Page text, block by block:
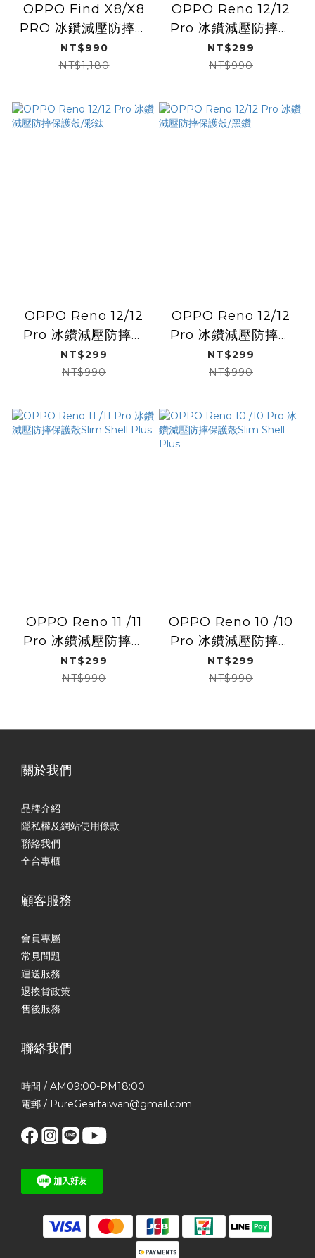
OPPO Find X8/X8
PRO 冰鑽減壓防摔保
護殼Magsafe / 黑鑽
NT$990
NT$1,180
OPPO Reno 12/12
Pro 冰鑽減壓防摔保
護殼/閃銀
NT$299
NT$990
OPPO Reno 12/12
Pro 冰鑽減壓防摔保
護殼/彩鈦
NT$299
NT$990
OPPO Reno 12/12
Pro 冰鑽減壓防摔保
護殼/黑鑽
NT$299
NT$990
OPPO Reno 11 /11
Pro 冰鑽減壓防摔保
護殼Slim Shell Plus
NT$299
NT$990
OPPO Reno 10 /10
Pro 冰鑽減壓防摔保
護殼Slim Shell Plus
NT$299
NT$990
關於我們
品牌介紹
隱私權及網站使用條款
聯絡我們
全台專櫃
顧客服務
會員專屬
常見問題
運送服務
退換貨政策
售後服務
聯絡我們
時間 / AM09:00-PM18:00
電郵 / PureGeartaiwan@gmail.com